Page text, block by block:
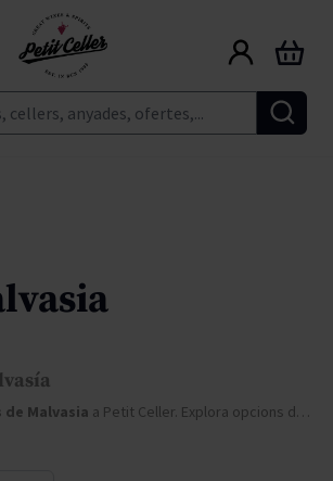
Cart
de Malvasia a Petit Celler. Explora opcions de
vi